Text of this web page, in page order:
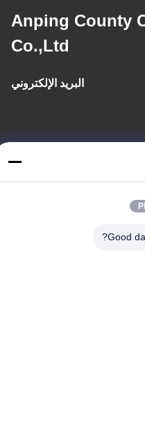
Anping County
Co.,Ltd
البريد الإلكتروني
عنواننا
خبى ، جمهورية الصين الشعبية.
Good